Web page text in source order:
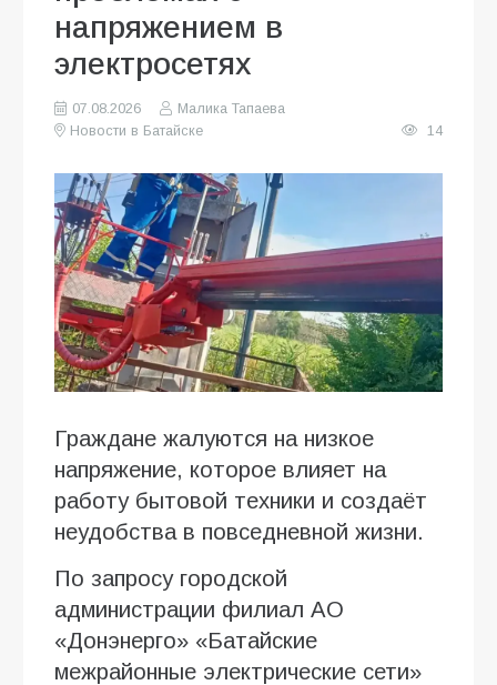
напряжением в
электросетях
07.08.2026
Малика Тапаева
Новости в Батайске
14
Граждане жалуются на низкое
напряжение, которое влияет на
работу бытовой техники и создаёт
неудобства в повседневной жизни.
По запросу городской
администрации филиал АО
«Донэнерго» «Батайские
межрайонные электрические сети»